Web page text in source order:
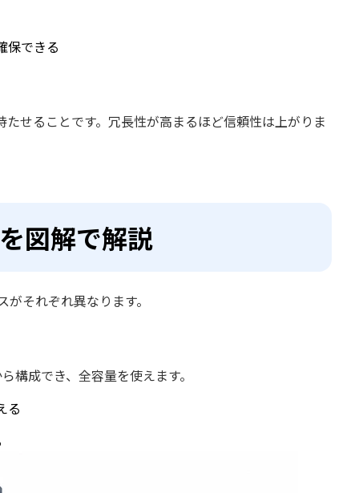
保できる
せることです。冗長性が高まるほど信頼性は上がりま
図解で解説
それぞれ異なります。
構成でき、全容量を使えます。
る